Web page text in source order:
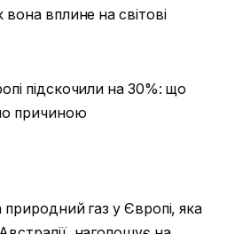
вплине на світові
природний газ у Європі, яка